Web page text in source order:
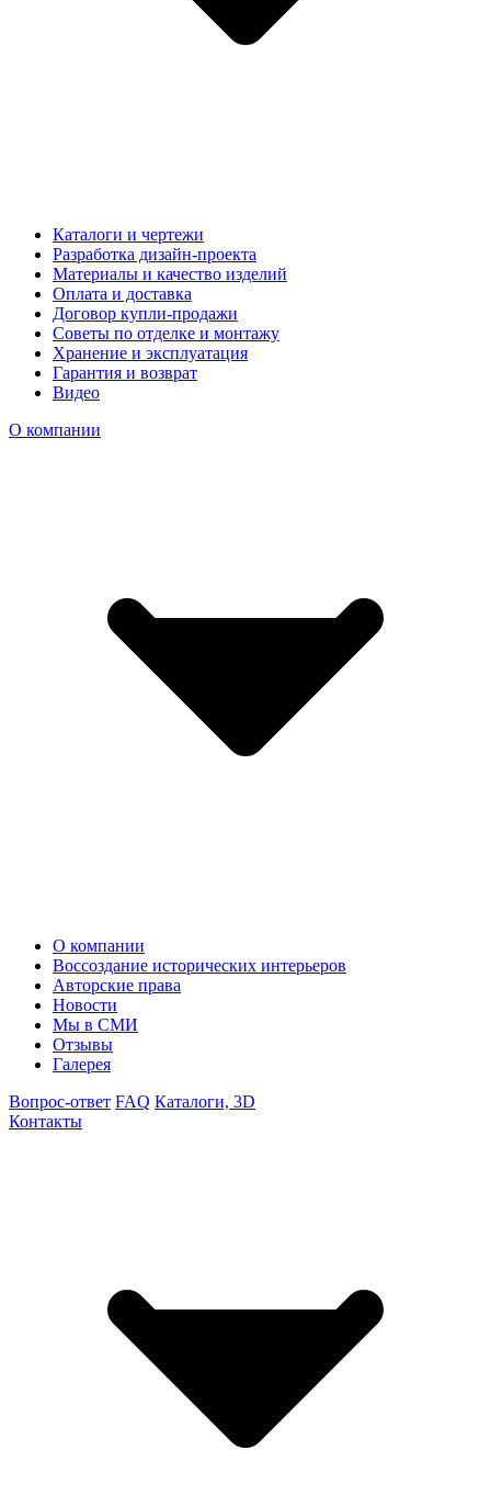
Каталоги и чертежи
Разработка дизайн-проекта
Материалы и качество изделий
Оплата и доставка
Договор купли-продажи
Советы по отделке и монтажу
Хранение и эксплуатация
Гарантия и возврат
Видео
О компании
О компании
Воссоздание исторических интерьеров
Авторские права
Новости
Мы в СМИ
Отзывы
Галерея
Вопрос-ответ FAQ Каталоги, 3D
Контакты